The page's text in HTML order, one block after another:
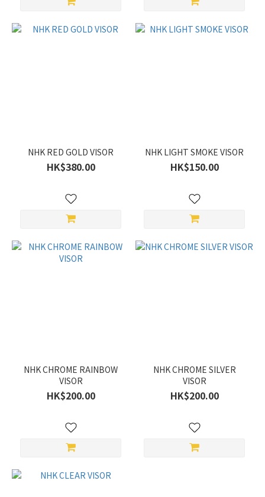
NHK RED GOLD VISOR
HK$380.00
NHK LIGHT SMOKE VISOR
HK$150.00
NHK CHROME RAINBOW
VISOR
HK$200.00
NHK CHROME SILVER
VISOR
HK$200.00